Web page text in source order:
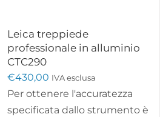
Leica treppiede
professionale in alluminio
CTC290
€430,00 IVA esclusa
Per ottenere l'accuratezza
specificata dallo strumento è